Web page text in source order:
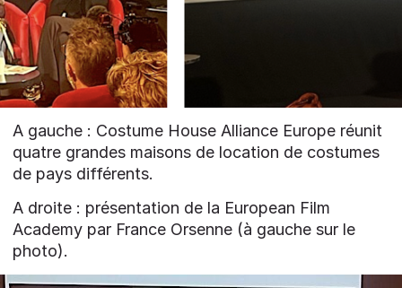
A gauche : Costume House Alliance Europe réunit
quatre grandes maisons de location de costumes
de pays différents.
A droite : présentation de la European Film
Academy par France Orsenne (à gauche sur le
photo).